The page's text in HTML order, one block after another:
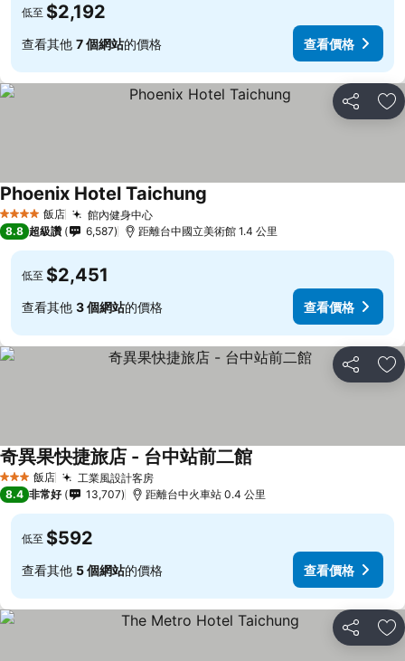
低至 $2,192
查看其他 7 個網站的價格 查看價格
分享 加
4 星級 飯店 館內健身中心查看價格
Phoenix Hotel Taichung
8.8 超級讚 6,587 距離台中國立美術館 1.4 公里
低至 $2,451
查看其他 3 個網站的價格 查看價格
分享 加
3 星級 飯店 工業風設計客房查看價格
奇異果快捷旅店 - 台中站前二館
8.4 非常好 13,707 距離台中火車站 0.4 公里
低至 $592
查看其他 5 個網站的價格 查看價格
分享 加